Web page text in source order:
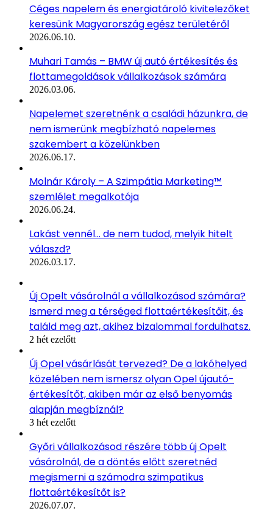
Céges napelem és energiatároló kivitelezőket
keresünk Magyarország egész területéről
2026.06.10.
Muhari Tamás – BMW új autó értékesítés és
flottamegoldások vállalkozások számára
2026.03.06.
Napelemet szeretnénk a családi házunkra, de
nem ismerünk megbízható napelemes
szakembert a közelünkben
2026.06.17.
Molnár Károly – A Szimpátia Marketing™
szemlélet megalkotója
2026.06.24.
Lakást vennél… de nem tudod, melyik hitelt
válaszd?
2026.03.17.
Új Opelt vásárolnál a vállalkozásod számára?
Ismerd meg a térséged flottaértékesítőit, és
találd meg azt, akihez bizalommal fordulhatsz.
2 hét ezelőtt
Új Opel vásárlását tervezed? De a lakóhelyed
közelében nem ismersz olyan Opel újautó-
értékesítőt, akiben már az első benyomás
alapján megbíznál?
3 hét ezelőtt
Győri vállalkozásod részére több új Opelt
vásárolnál, de a döntés előtt szeretnéd
megismerni a számodra szimpatikus
flottaértékesítőt is?
2026.07.07.